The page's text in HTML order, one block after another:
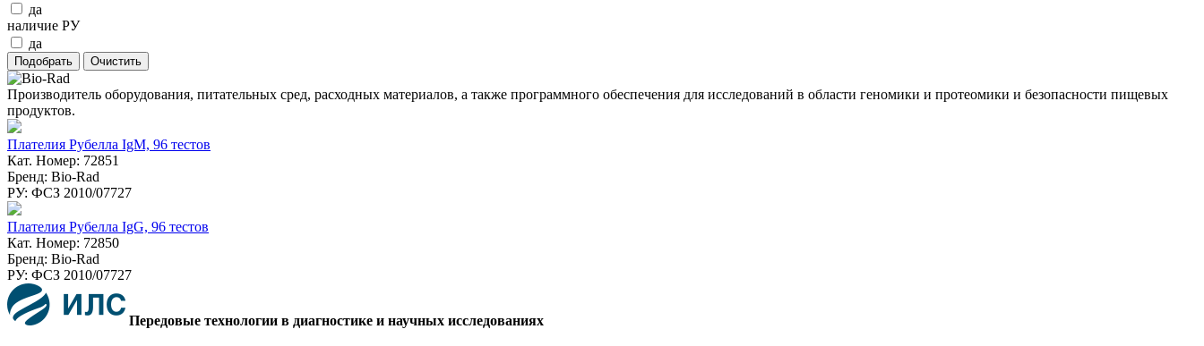
да
наличие РУ
да
Производитель оборудования, питательных сред, расходных материалов, а также программного обеспечения для исследований в области геномики и протеомики и безопасности пищевых
продуктов.
Плателия Рубелла IgM, 96 тестов
Кат. Номер: 72851
Бренд: Bio-Rad
РУ: ФСЗ 2010/07727
Плателия Рубелла IgG, 96 тестов
Кат. Номер: 72850
Бренд: Bio-Rad
РУ: ФСЗ 2010/07727
Передовые технологии в диагностике и научных исследованиях